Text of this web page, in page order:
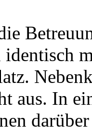
identisch
aus. In